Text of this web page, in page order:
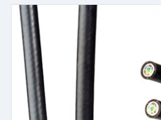
【導体材料】
・銅　・無酸素銅　・アルミ　・銅合
・銅覆鋼アルミ　・抵抗線　・マグネ
【めっき】
・すずめっき　 ・銀めっき　 ・ニ
・金めっき　・白金めっき　・すず